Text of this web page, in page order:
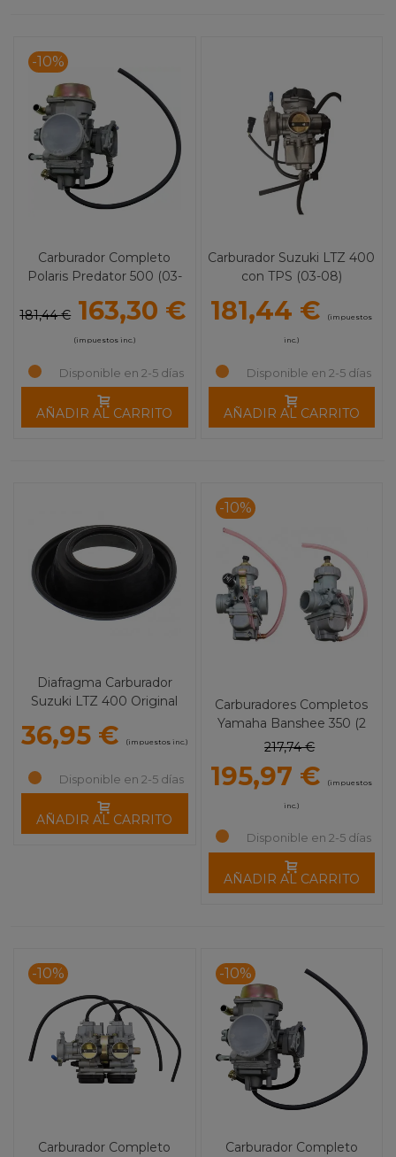
-10%
Carburador Completo
Polaris Predator 500 (03-
181,44 € 163,30 €
(impuestos inc.)
Disponible en 2-5 días
AÑADIR AL CARRITO
Carburador Suzuki LTZ 400
con TPS (03-08)
181,44 € (impuestos
inc.)
Disponible en 2-5 días
AÑADIR AL CARRITO
Diafragma Carburador
Suzuki LTZ 400 Original
36,95 € (impuestos inc.)
Disponible en 2-5 días
AÑADIR AL CARRITO
-10%
Carburadores Completos
Yamaha Banshee 350 (2
unidades)
217,74 €
195,97 € (impuestos
inc.)
Disponible en 2-5 días
AÑADIR AL CARRITO
-10%
Carburador Completo
-10%
Carburador Completo